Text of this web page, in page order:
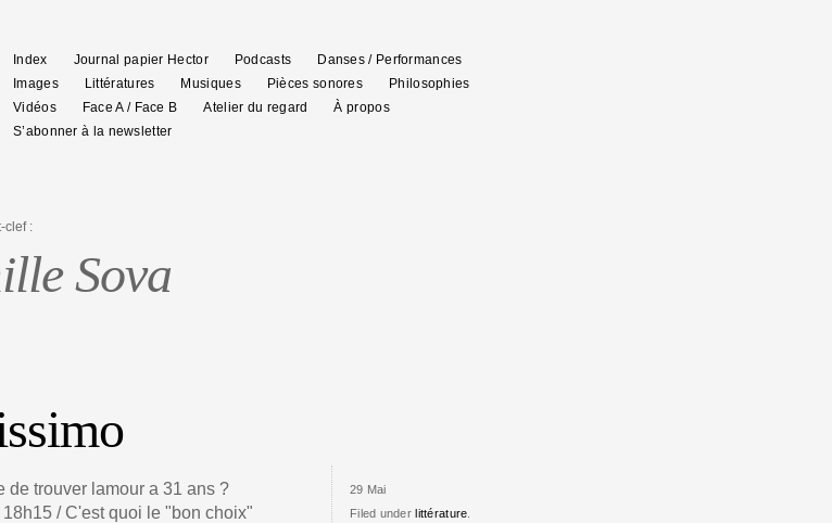
Index Journal papier Hector Podcasts
Danses / Performances
Images
Littératures Musiques Pièces sonores
Philosophies
Vidéos
Face A / Face B Atelier du regard
À propos
S’abonner à la newsletter
clef :
Sova
29 Mai
Filed underlittérature
de trouver lamour a 31 ans ?
/ C'est quoi le "bon choix"